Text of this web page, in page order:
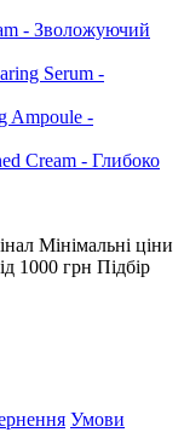
- Зволожуючий
Serum -
Ampoule -
Cream - Глибоко
Мінімальні ціни
1000 грн Підбір
Умови